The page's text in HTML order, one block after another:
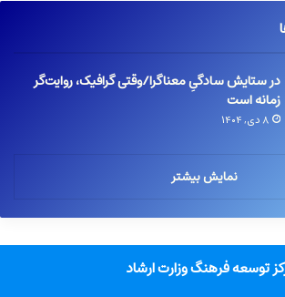
در ستایش سادگیِ معناگرا/وقتی گرافیک، روایت‌گر
زمانه است
۸ دی, ۱۴۰۴
نمایش بیشتر
توسعه فرهنگ وزارت ارشاد